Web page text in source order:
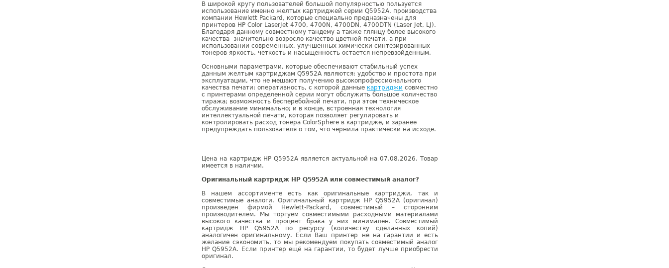
В широкой кругу пользователей большой популярностью пользуется
использование именно желтых картриджей серии Q5952A, производства
компании Hewlett Packard, которые специально предназначены для
принтеров HP Color LaserJet 4700, 4700N, 4700DN, 4700DTN (Laser Jet, LJ).
Благодаря данному совместному тандему а также глянцу более высокого
качества значительно возросло качество цветной печати, а при
использовании современных, улучшенных химически синтезированных
тонеров яркость, четкость и насыщенность остается непревзойденным.
Основными параметрами, которые обеспечивают стабильный успех
данным желтым картриджам Q5952A являются: удобство и простота при
эксплуатации, что не мешают получению высокопрофессионального
качества печати; оперативность, с которой данные картриджи совместно
с принтерами определенной серии могут обслужить большое количество
тиража; возможность бесперебойной печати, при этом техническое
обслуживание минимально; и в конце, встроенная технология
интеллектуальной печати, которая позволяет регулировать и
контролировать расход тонера ColorSphere в картридже, и заранее
предупреждать пользователя о том, что чернила практически на исходе.
Цена на картридж HP Q5952A является актуальной на 07.08.2026. Товар
имеется в наличии.
Оригинальный картридж HP Q5952A или совместимый аналог?
В нашем ассортименте есть как оригинальные картриджи, так и
совместимые аналоги. Оригинальный картридж HP Q5952A (оригинал)
произведен фирмой Hewlett-Packard, совместимый – сторонним
производителем. Мы торгуем совместимыми расходными материалами
высокого качества и процент брака у них минимален. Совместимый
картридж HP Q5952A по ресурсу (количеству сделанных копий)
аналогичен оригинальному. Если Ваш принтер не на гарантии и есть
желание сэкономить, то мы рекомендуем покупать совместимый аналог
HP Q5952A. Если принтер ещё на гарантии, то будет лучше приобрести
оригинал.